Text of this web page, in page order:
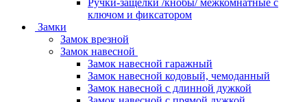
ключом и фиксатором
Замки
Замок врезной
Замок навесной
Замок навесной гаражный
Замок навесной кодовый, чемоданный
Замок навесной с длинной дужкой